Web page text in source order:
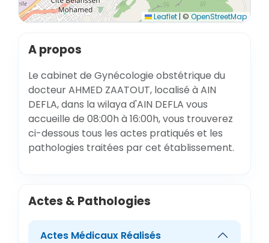
Leaflet | © OpenStreetMap
A propos
Le cabinet de Gynécologie obstétrique du
docteur AHMED ZAATOUT, localisé à AIN
DEFLA, dans la wilaya d'AIN DEFLA vous
accueille de 08:00h à 16:00h, vous trouverez
ci-dessous tous les actes pratiqués et les
pathologies traitées par cet établissement.
Actes & Pathologies
Actes Médicaux Réalisés